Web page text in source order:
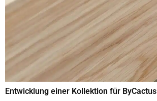
Entwicklung einer Kollektion für ByCactus